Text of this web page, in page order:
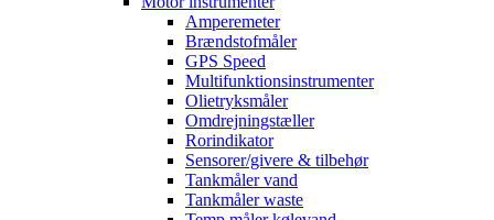
Amperemeter
Brændstofmåler
GPS Speed
Multifunktionsinstrumenter
Olietryksmåler
Omdrejningstæller
Rorindikator
Sensorer/givere & tilbehør
Tankmåler vand
Tankmåler waste